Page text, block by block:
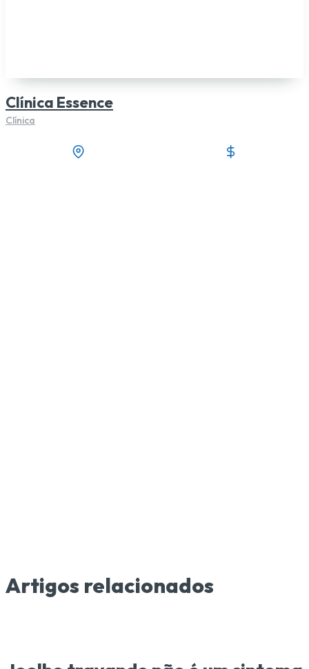
Clínica Essence
Clínica
Artigos relacionados